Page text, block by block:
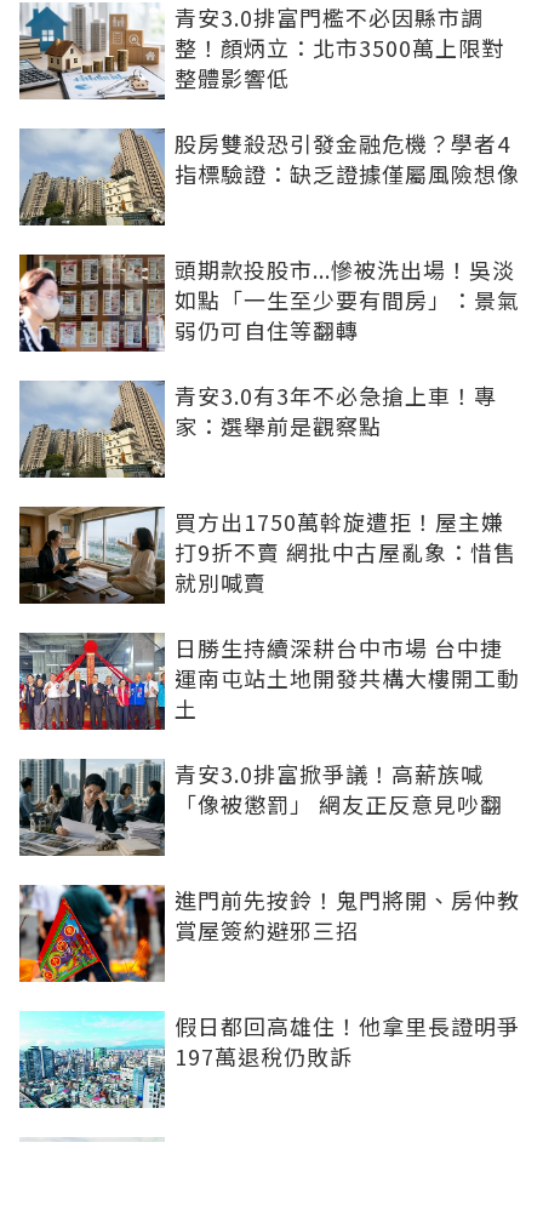
青安3.0排富門檻不必因縣市調
整！顏炳立：北市3500萬上限對
整體影響低
股房雙殺恐引發金融危機？學者4
指標驗證：缺乏證據僅屬風險想像
頭期款投股市...慘被洗出場！吳淡
如點「一生至少要有間房」：景氣
弱仍可自住等翻轉
青安3.0有3年不必急搶上車！專
家：選舉前是觀察點
買方出1750萬斡旋遭拒！屋主嫌
打9折不賣 網批中古屋亂象：惜售
就別喊賣
日勝生持續深耕台中市場 台中捷
運南屯站土地開發共構大樓開工動
土
青安3.0排富掀爭議！高薪族喊
「像被懲罰」 網友正反意見吵翻
進門前先按鈴！鬼門將開、房仲教
賞屋簽約避邪三招
假日都回高雄住！他拿里長證明爭
197萬退稅仍敗訴